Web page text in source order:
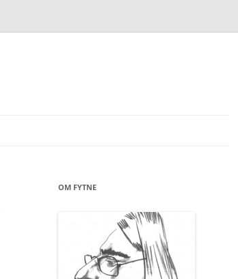
OM FYTNE